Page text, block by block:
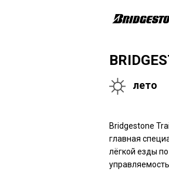
лето
Bridgestone
главная
лёгкой езды